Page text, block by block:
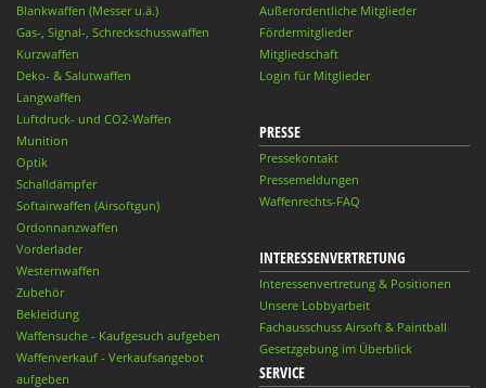
Blankwaffen (Messer u.ä.)
Gas-, Signal-, Schreckschusswaffen
Kurzwaffen
Deko- & Salutwaffen
Langwaffen
Luftdruck- und CO2-Waffen
Munition
Optik
Schalldämpfer
Softairwaffen (Airsoftgun)
Ordonnanzwaffen
Vorderlader
Westernwaffen
Zubehör
Bekleidung
Waffensuche - Kaufgesuch aufgeben
Waffenverkauf - Verkaufsangebot
aufgeben
Außerordentliche Mitglieder
Fördermitglieder
Mitgliedschaft
Login für Mitglieder
PRESSE
Pressekontakt
Pressemeldungen
Waffenrechts-FAQ
INTERESSENVERTRETUNG
Interessenvertretung & Positionen
Unsere Lobbyarbeit
Fachausschuss Airsoft & Paintball
Gesetzgebung im Überblick
SERVICE